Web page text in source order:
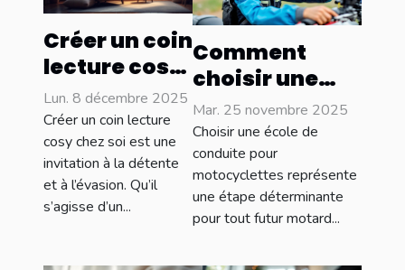
Créer un coin
lecture cosy
: idées et
inspirations
Lun. 8 décembre 2025
Créer un coin lecture
cosy chez soi est une
invitation à la détente
et à l’évasion. Qu’il
s’agisse d’un...
Comment
choisir une
école de
conduite pour
motocyclettes
: conseils clés
Mar. 25 novembre 2025
Choisir une école de
conduite pour
motocyclettes représente
une étape déterminante
pour tout futur motard...